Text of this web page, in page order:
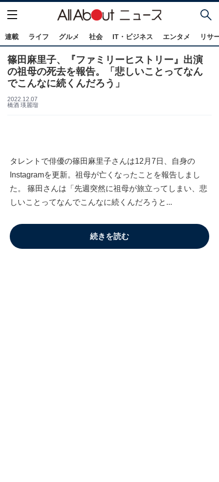
連載 ライフ グルメ 社会 IT・ビジネス エンタメ リサ
篠田麻里子、『ファミリーヒストリー』出演
の祖母の死去を報告。「悲しいことってなん
でこんなに続くんだろう」
2022.12.07
橋酒 瑛麗瑠
タレントで俳優の篠田麻里子さんは12月7日、自身の
Instagramを更新。祖母が亡くなったことを報告しまし
た。 篠田さんは「先週突然に祖母が旅立ってしまい、悲
しいことってなんでこんなに続くんだろうと...
続きを読む